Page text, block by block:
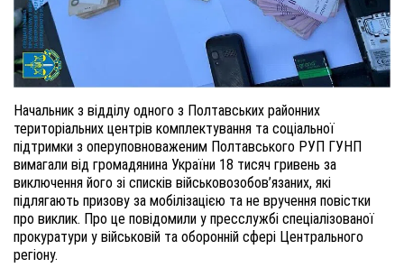
Начальник з відділу одного з Полтавських районних
територіальних центрів комплектування та соціальної
підтримки з оперуповноваженим Полтавського РУП ГУНП
вимагали від громадянина України 18 тисяч гривень за
виключення його зі списків військовозобов’язаних, які
підлягають призову за мобілізацією та не вручення повістки
про виклик. Про це повідомили у пресслужбі спеціалізованої
прокуратури у військовій та оборонній сфері Центрального
регіону.